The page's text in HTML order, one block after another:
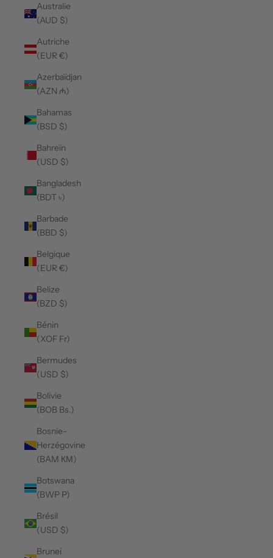
Australie
(AUD $)
Autriche
(EUR €)
Azerbaïdjan
(AZN ₼)
Bahamas
(BSD $)
Bahreïn
(USD $)
Bangladesh
(BDT ৳)
Barbade
(BBD $)
Belgique
(EUR €)
Belize
(BZD $)
Bénin
(XOF Fr)
Bermudes
(USD $)
Bolivie
(BOB Bs.)
Bosnie-
Herzégovine
(BAM КМ)
Botswana
(BWP P)
Brésil
(USD $)
Brunei